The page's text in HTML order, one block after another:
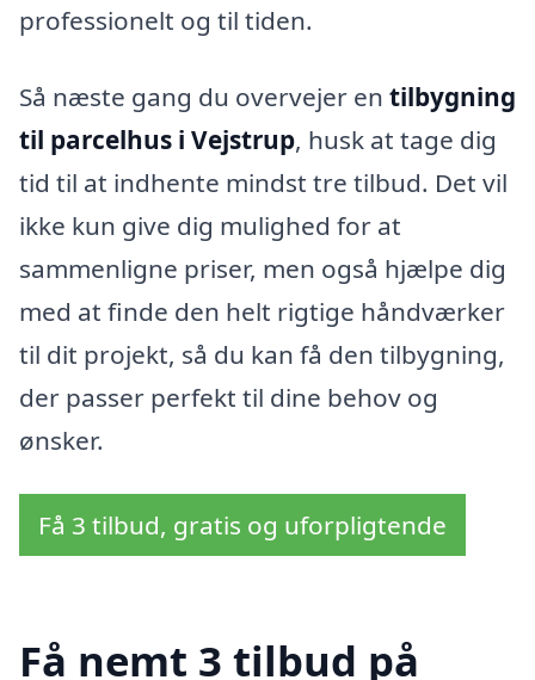
professionelt og til tiden.
Så næste gang du overvejer en tilbygning
til parcelhus i Vejstrup, husk at tage dig
tid til at indhente mindst tre tilbud. Det vil
ikke kun give dig mulighed for at
sammenligne priser, men også hjælpe dig
med at finde den helt rigtige håndværker
til dit projekt, så du kan få den tilbygning,
der passer perfekt til dine behov og
ønsker.
Få 3 tilbud, gratis og uforpligtende
Få nemt 3 tilbud på